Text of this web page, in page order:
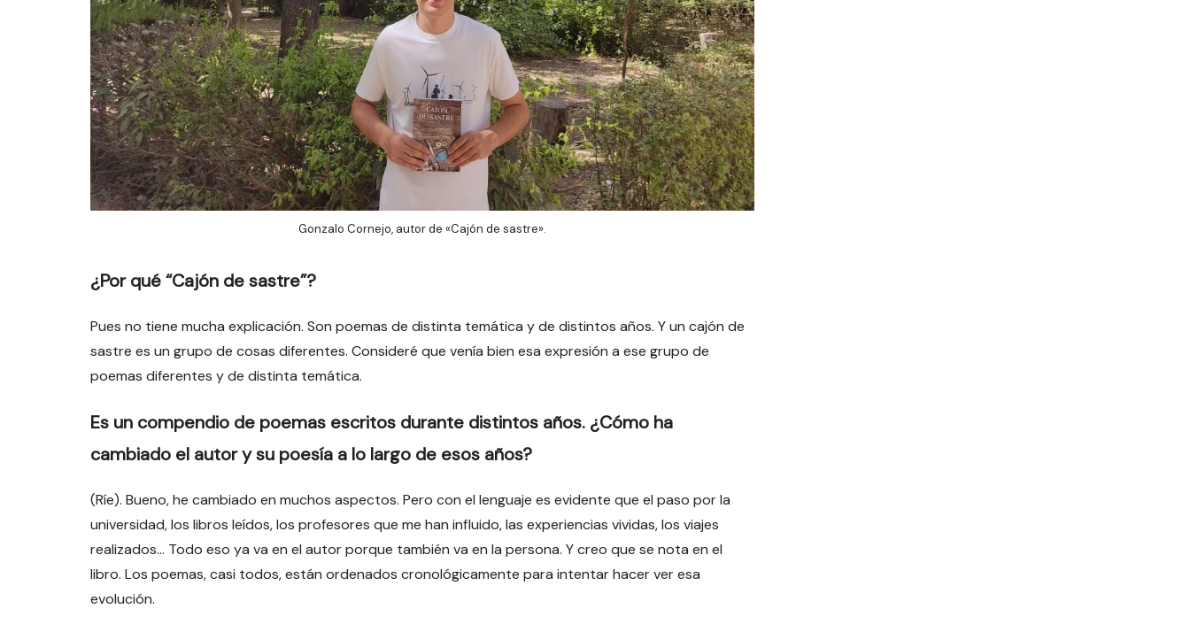
Gonzalo Cornejo, autor de «Cajón de sastre».
¿Por qué “Cajón de sastre”?
Pues no tiene mucha explicación. Son poemas de distinta temática y de distintos años. Y un cajón de
sastre es un grupo de cosas diferentes. Consideré que venía bien esa expresión a ese grupo de
poemas diferentes y de distinta temática.
Es un compendio de poemas escritos durante distintos años. ¿Cómo ha
cambiado el autor y su poesía a lo largo de esos años?
(Ríe). Bueno, he cambiado en muchos aspectos. Pero con el lenguaje es evidente que el paso por la
universidad, los libros leídos, los profesores que me han influido, las experiencias vividas, los viajes
realizados… Todo eso ya va en el autor porque también va en la persona. Y creo que se nota en el
libro. Los poemas, casi todos, están ordenados cronológicamente para intentar hacer ver esa
evolución.